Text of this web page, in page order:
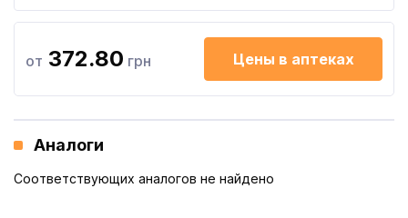
от 372.80 грн Цены в аптеках
Аналоги
Соответствующих аналогов не найдено